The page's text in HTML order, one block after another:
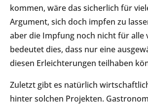
kommen, wäre das sicherlich für
Argument, sich doch impfen zu
aber die Impfung noch nicht für alle
bedeutet dies, dass nur eine
diesen Erleichterungen teilhaben
Zuletzt gibt es natürlich
hinter solchen Projekten.